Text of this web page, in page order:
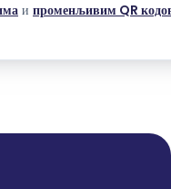
и променљивим QR